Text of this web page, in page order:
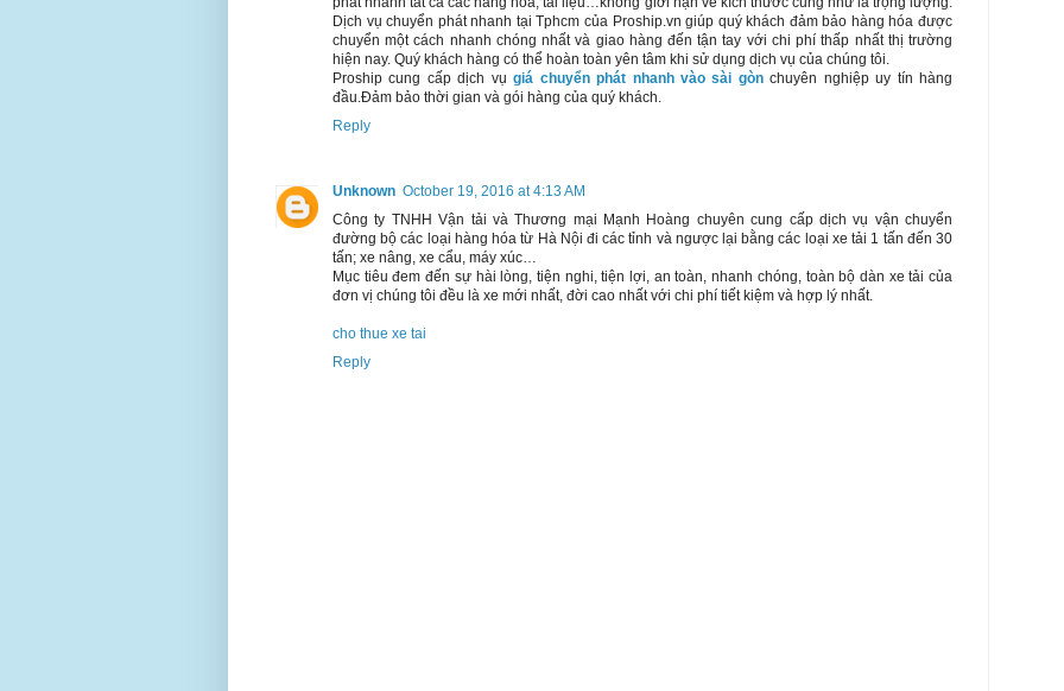
Dịch vụ chuyển phát nhanh tại Tphcm của Proship.vn giúp quý khách đảm bảo hàng hóa được
chuyển một cách nhanh chóng nhất và giao hàng đến tận tay với chi phí thấp nhất thị trường
hiện nay. Quý khách hàng có thể hoàn toàn yên tâm khi sử dụng dịch vụ của chúng tôi.
Proship cung cấp dịch vụgiá chuyển phát nhanh vào sài gònchuyên nghiệp uy tín hàng
đầu.Đảm bảo thời gian và gói hàng của quý khách.
Reply
Unknown October 19, 2016 at 4:13 AM
Công ty TNHH Vận tải và Thương mại Mạnh Hoàng chuyên cung cấp dịch vụ vận chuyển
đường bộ các loại hàng hóa từ Hà Nội đi các tỉnh và ngược lại bằng các loại xe tải 1 tấn đến 30
tấn; xe nâng, xe cẩu, máy xúc…
Mục tiêu đem đến sự hài lòng, tiện nghi, tiện lợi, an toàn, nhanh chóng, toàn bộ dàn xe tải của
đơn vị chúng tôi đều là xe mới nhất, đời cao nhất với chi phí tiết kiệm và hợp lý nhất.
cho thue xe tai
Reply